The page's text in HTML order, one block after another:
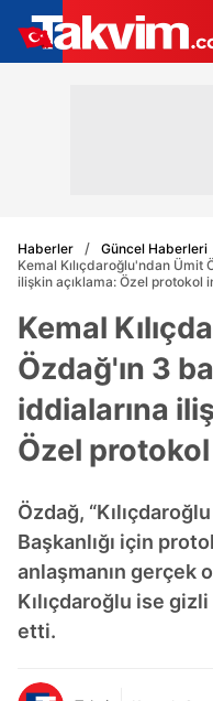
Haberler
Güncel Haberleri
Kemal Kılıçdaroğlu'ndan Ümit
ilişkin açıklama: Özel protokol
Kemal
Özdağ'ın 3
iddialarına
Özel
Özdağ,
Başkanlığı için
anlaşmanın gerçek
Kılıçdaroğlu ise
etti.